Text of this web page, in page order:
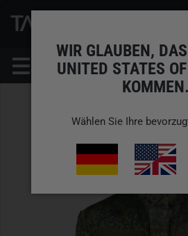
WIR GLAUBEN,
UNITED STATES
KOMMEN.
Wählen Sie Ihre